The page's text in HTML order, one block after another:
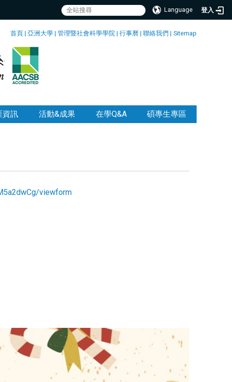
Language 登入
首頁 | 亞洲大學 | 管理暨社會科學學院 | 行事曆 | 聯絡我們 | Sitemap
資訊 活動&成果 在學Q&A 碩專生專區
viewform